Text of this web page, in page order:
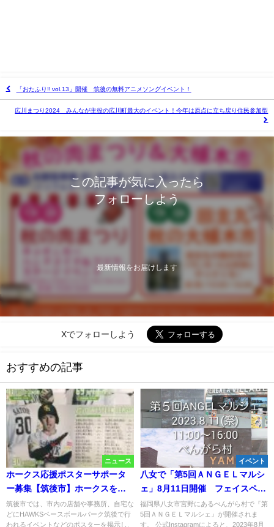
「おたふり!! vol.13」開催 筑後の無料アニメソングイベント！
広川まつり2024 みんなが主役の広川町最大のイベント！今年は原点に立ち戻り住民参加型
この記事が気に入ったら
フォローしよう
最新情報をお届けします
Xでフォローしよう
おすすめの記事
ニュース
ホークス応援ポスターサポータ
ー募集【筑後市】ホークスを応
援して筑後を盛り上げよう
筑後市では、市内の店舗や事務所、自宅な
どにHAWKSベースボールパーク筑後で行
われるイベントなどのポスターを掲示し、
イベント
八女で「第5回ＡＮＧＥＬマルシ
ェ」8月11日開催 フェイスペイ
ントやワークショップ、美味し
いグルメも出店！
福岡県八女市宮野にあるべんがら村で『第
5回ＡＮＧＥＬマルシェ』が開催されま
す。 公式Instagramによると、2023年8月